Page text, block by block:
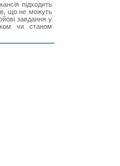
підходить
що не можуть
завдання у
чи станом